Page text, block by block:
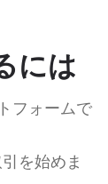
には
フォームで
を始めま